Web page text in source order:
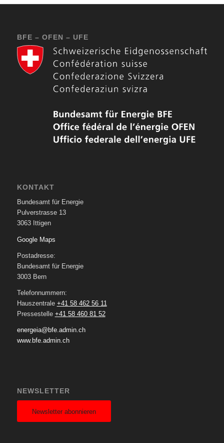
BFE – OFEN – UFE
KONTAKT
Bundesamt für Energie
Pulverstrasse 13
3063 Ittigen
Google Maps
Postadresse:
Bundesamt für Energie
3003 Bern
Telefonnummern:
Hauszentrale +41 58 462 56 11
Pressestelle +41 58 460 81 52
energeia@bfe.admin.ch
www.bfe.admin.ch
NEWSLETTER
Newsletter abonnieren